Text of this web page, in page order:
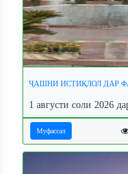
ҶАШНИ ИСТИҚЛОЛ ДАР
1 августи соли 2026
Муфассал